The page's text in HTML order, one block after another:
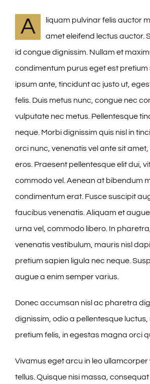
A
liquam pulvinar felis auctor
amet eleifend lectus auctor.
id congue dignissim. Nullam et
condimentum purus eget est pretium
ipsum ante, tincidunt ac justo ut,
felis. Duis metus nunc, congue nec
vulputate nec metus. Pellentesque
neque. Morbi dignissim quis nisl in
orci nunc, venenatis vel ante sit
eros. Praesent pellentesque elit dui,
commodo vel. Aenean at bibendum
condimentum erat. Fusce suscipit
faucibus venenatis. Aliquam et
urna vel, commodo libero. In
venenatis vestibulum, mauris nisl
pretium sapien ligula nec neque.
augue a enim semper varius.
Donec accumsan nisl ac pharetra
dignissim, odio a pellentesque
pretium felis, in egestas magna orci
Vivamus eget arcu in leo ullamcorper
tellus. Quisque nisi massa,